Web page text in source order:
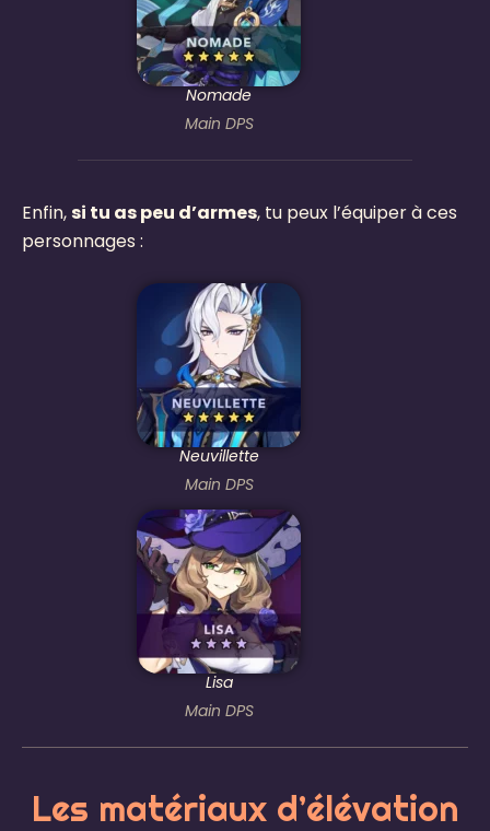
Nomade
Main DPS
Enfin,si tu as peu d’armes, tu peux l’équiper à ces
personnages :
Neuvillette
Main DPS
Lisa
Main DPS
Les matériaux d’élévation​